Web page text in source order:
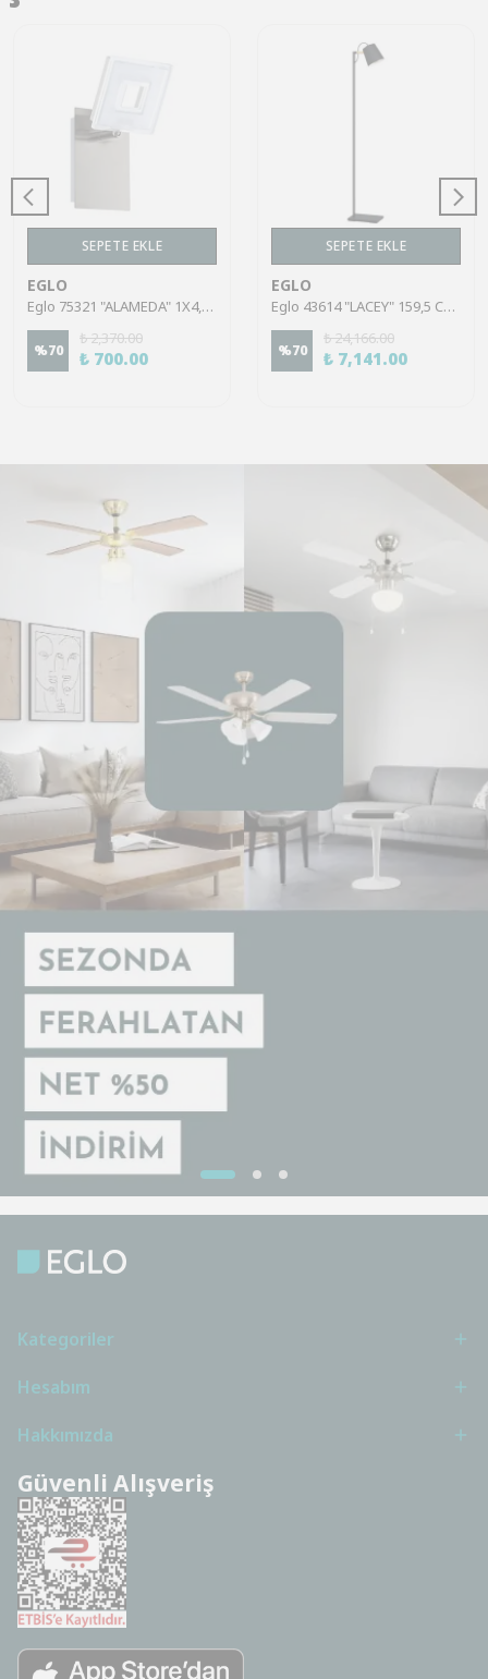
SEPETE EKLE
EGLO
Eglo 75321 "ALAMEDA" 1X4,5W Çelik Nikel Mat Sıva Üstü Spot
%70
₺ 2,370.00
₺ 700.00
SEPETE EKLE
EGLO
Eglo 43614 "LACEY" 159,5 Cm Yüksekliğinde Çelik, Ahşap Köşe Lambası Lambader
%70
₺ 24,166.00
₺ 7,141.00
Kategoriler
Hesabım
Hakkımızda
Güvenli Alışveriş